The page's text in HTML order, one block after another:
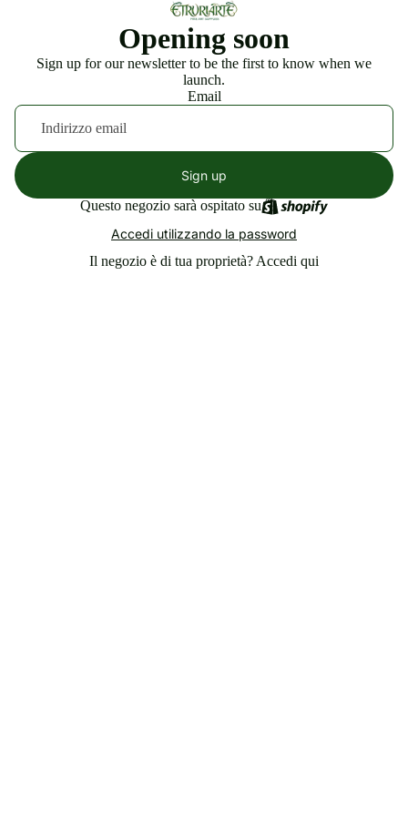
Opening soon
Sign up for our newsletter to be the first to know when we
launch.
Email
Sign up
Questo negozio sarà ospitato su
Accedi utilizzando la password
Il negozio è di tua proprietà? Accedi qui